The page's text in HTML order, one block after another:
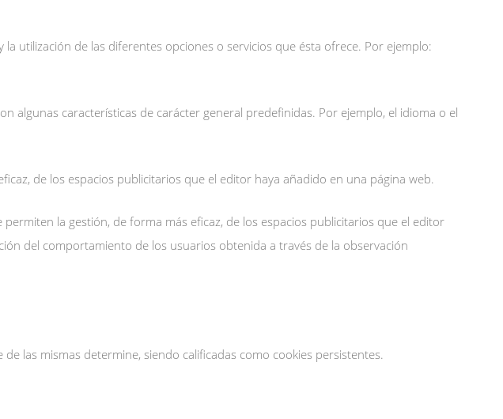
utilización de las diferentes opciones o servicios que ésta ofrece. Por ejemplo:
algunas características de carácter general predefinidas. Por ejemplo, el idioma o el
de los espacios publicitarios que el editor haya añadido en una página web.
la gestión, de forma más eficaz, de los espacios publicitarios que el editor
del comportamiento de los usuarios obtenida a través de la observación
las mismas determine, siendo calificadas como cookies persistentes.